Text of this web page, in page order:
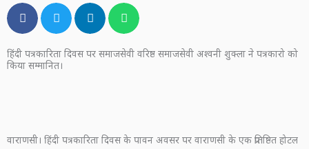
हिंदी पत्रकारिता दिवस पर समाजसेवी वरिष्ठ समाजसेवी अश्वनी शुक्ला ने पत्रकारो को
किया सम्मानित।
वाराणसी। हिंदी पत्रकारिता दिवस के पावन अवसर पर वाराणसी के एक प्रतिष्ठित होटल